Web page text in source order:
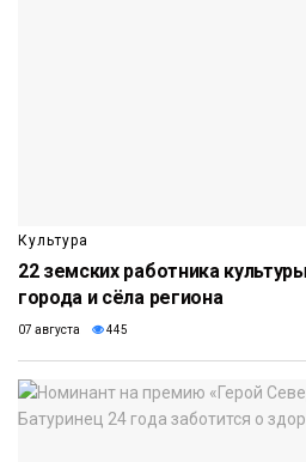
Культура
22 земских работника
города и сёла региона
07 августа 445